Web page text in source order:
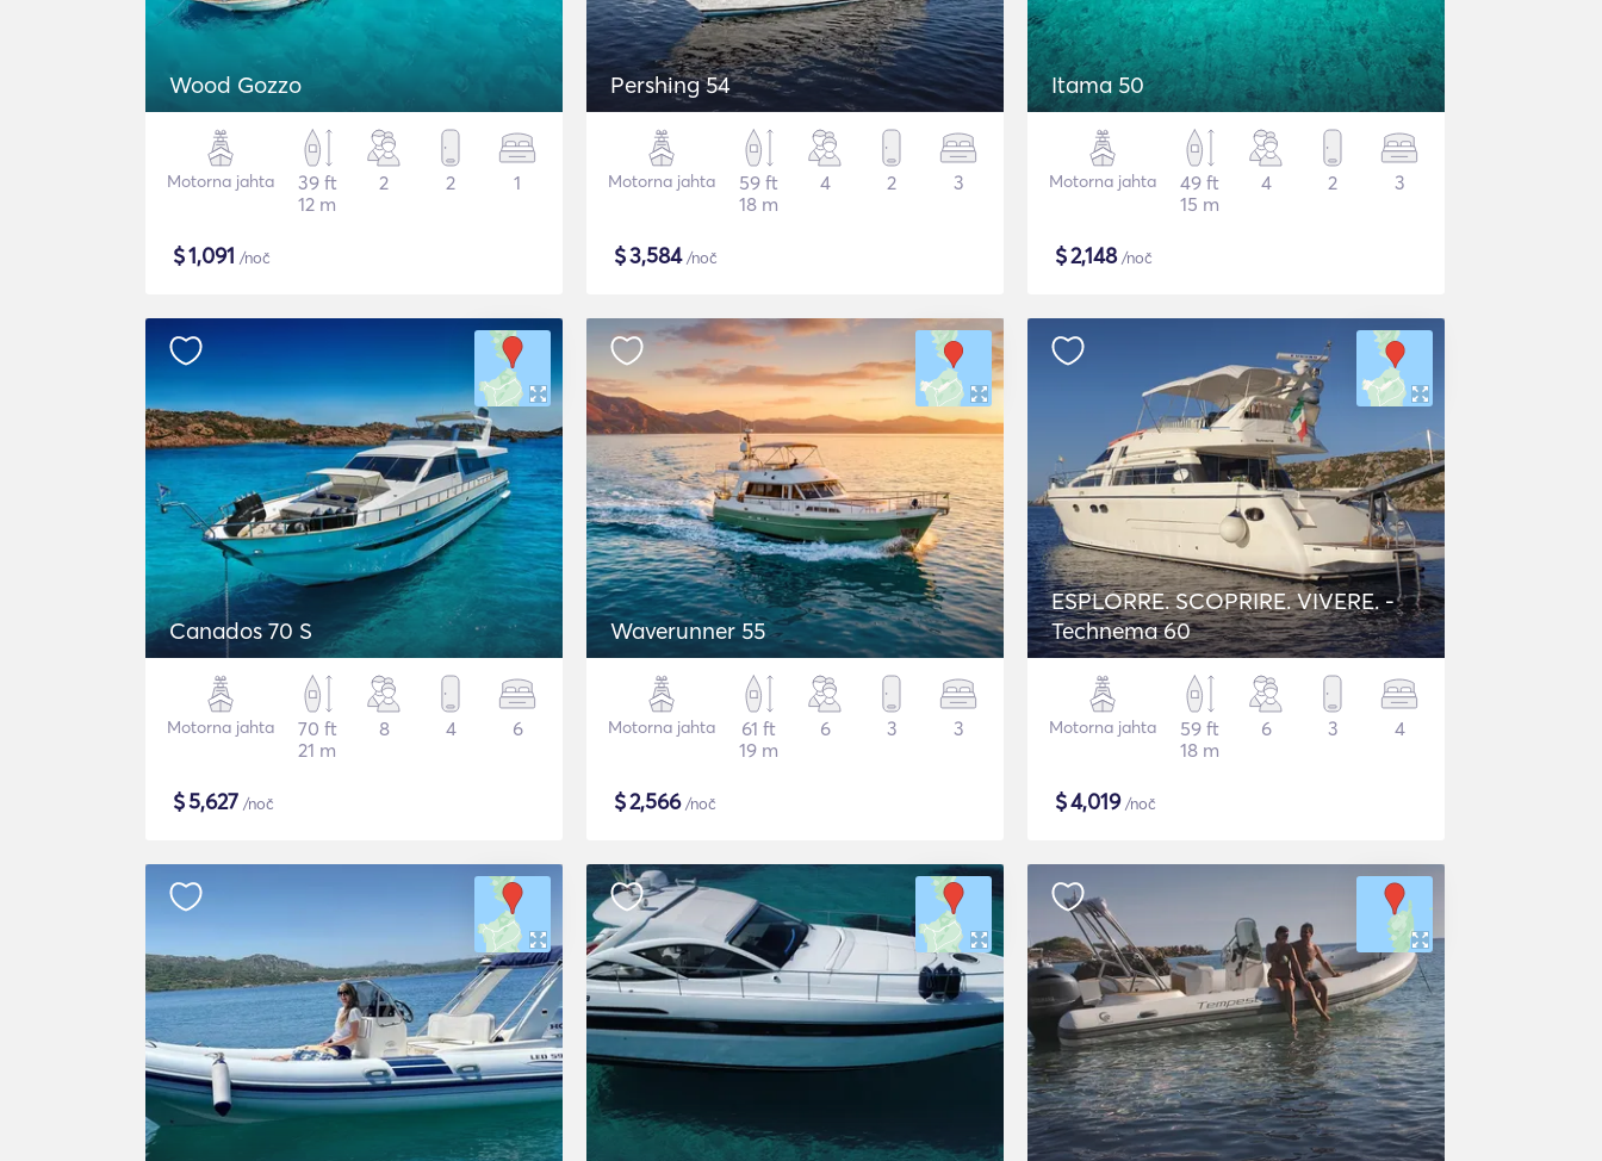
Wood Gozzo
Motorna jahta
39 ft
12 m
2 2 1
$1,091 /noč
Pershing 54
Motorna jahta
59 ft
18 m
4 2 3
$3,584/noč
Itama 50
Motorna jahta
49 ft
15 m
4 2 3
$2,148/noč
Canados 70 S
Motorna jahta
70 ft
21 m
8 4 6
$5,627 /noč
Waverunner 55
Motorna jahta
61 ft
19 m
6 3 3
$2,566/noč
ESPLORRE. SCOPRIRE. VIVERE. -
Technema 60
Motorna jahta
59 ft
18 m
6 3 4
$4,019/noč